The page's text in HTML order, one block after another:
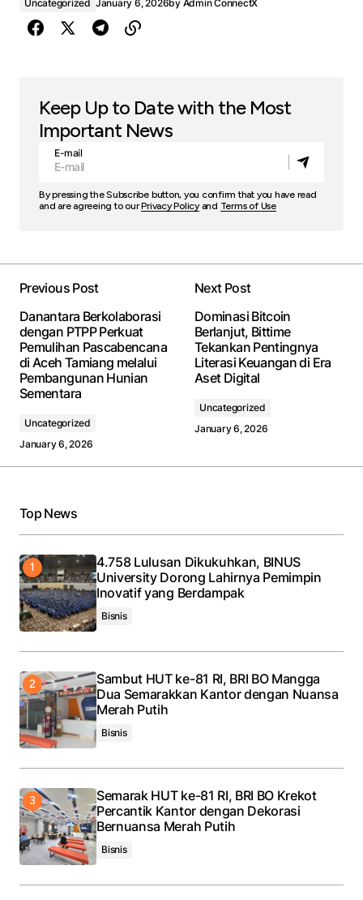
Uncategorized January 6, 2026by Admin ConnectX
Keep Up to Date with the Most
Important News
E-mail
By pressing the Subscribe button, you confirm that you have read
and are agreeing to ourPrivacy Policyand Terms of Use
Previous Post
Danantara Berkolaborasi
dengan PTPP Perkuat
Pemulihan Pascabencana
di Aceh Tamiang melalui
Pembangunan Hunian
Sementara
Uncategorized
January 6, 2026
Next Post
Dominasi Bitcoin
Berlanjut, Bittime
Tekankan Pentingnya
Literasi Keuangan di Era
Aset Digital
Uncategorized
January 6, 2026
Top News
4.758 Lulusan Dikukuhkan, BINUS
University Dorong Lahirnya Pemimpin
Inovatif yang Berdampak
Bisnis
Sambut HUT ke-81 RI, BRI BO Mangga
Dua Semarakkan Kantor dengan Nuansa
Merah Putih
Bisnis
Semarak HUT ke-81 RI, BRI BO Krekot
Percantik Kantor dengan Dekorasi
Bernuansa Merah Putih
Bisnis